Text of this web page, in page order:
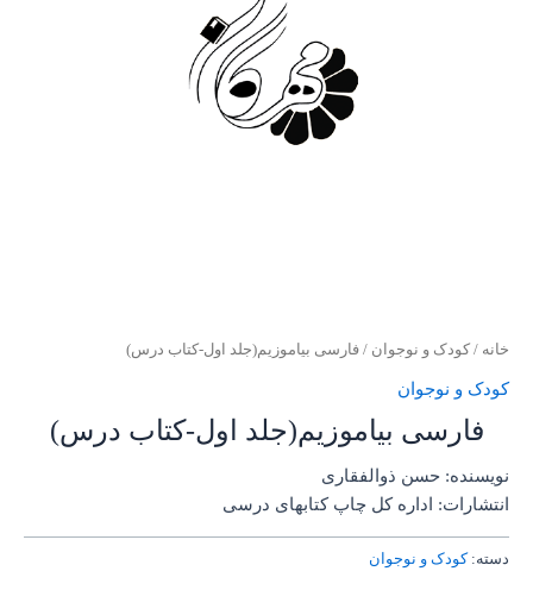
خانه / کودک و نوجوان / فارسی بیاموزیم(جلد اول-کتاب درس)
کودک و نوجوان
فارسی بیاموزیم(جلد اول-کتاب درس)
نویسنده: حسن ذوالفقاری
انتشارات: اداره کل چاپ کتابهای درسی
دسته:کودک و نوجوان